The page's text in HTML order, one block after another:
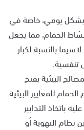
بشكل يومي، خاصة في
الحمام، مما يجعل
بالنسبة لكبار
تنفسية.
البيئية بفتح
للمعايير البيئية
باتخاذ التدابير
نظام التهوية أو